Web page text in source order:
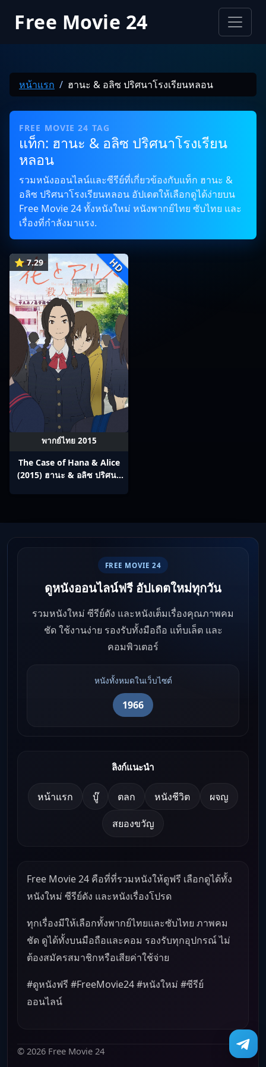
Free Movie 24
หน้าแรก ฮานะ & อลิซ ปริศนาโรงเรียนหลอน
FREE MOVIE 24 TAG
แท็ก: ฮานะ & อลิซ ปริศนาโรงเรียน
หลอน
รวมหนังออนไลน์และซีรีย์ที่เกี่ยวข้องกับแท็ก ฮานะ &
อลิซ ปริศนาโรงเรียนหลอน อัปเดตให้เลือกดูได้ง่ายบน
Free Movie 24 ทั้งหนังใหม่ หนังพากย์ไทย ซับไทย และ
เรื่องที่กำลังมาแรง.
⭐ 7.29 HD
พากย์ไทย 2015
The Case of Hana & Alice
(2015) ฮานะ & อลิซ ปริศนา
FREE MOVIE 24
ดูหนังออนไลน์ฟรี อัปเดตใหม่ทุกวัน
รวมหนังใหม่ ซีรีย์ดัง และหนังเต็มเรื่องคุณภาพคม
ชัด ใช้งานง่าย รองรับทั้งมือถือ แท็บเล็ต และ
คอมพิวเตอร์
หนังทั้งหมดในเว็บไซต์
1966
ลิงก์แนะนำ
หน้าแรก บู๊ ตลก หนังชีวิต ผจญ
สยองขวัญ
Free Movie 24 คือที่ที่รวมหนังให้ดูฟรี เลือกดูได้ทั้ง
หนังใหม่ ซีรีย์ดัง และหนังเรื่องโปรด
ทุกเรื่องมีให้เลือกทั้งพากย์ไทยและซับไทย ภาพคม
ชัด ดูได้ทั้งบนมือถือและคอม รองรับทุกอุปกรณ์ ไม่
ต้องสมัครสมาชิกหรือเสียค่าใช้จ่าย
#ดูหนังฟรี #FreeMovie24 #หนังใหม่ #ซีรีย์
ออนไลน์
© 2026 Free Movie 24